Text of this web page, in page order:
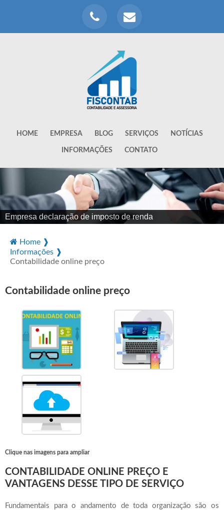
HOME EMPRESA BLOG SERVIÇOS NOTÍCIAS
INFORMAÇÕES CONTATO
Melhores escritórios de contabilidade de sp
Home ❱
Informações ❱
Contabilidade online preço
Contabilidade online preço
Clique nas imagens para ampliar
CONTABILIDADE ONLINE PREÇO E
VANTAGENS DESSE TIPO DE SERVIÇO
Fundamentais para o andamento de toda organização são os